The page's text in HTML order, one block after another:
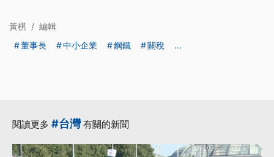
黃棋 / 編輯
董事長
中小企業 鋼鐵 關稅 ...
閱讀更多 #台灣有關的新聞